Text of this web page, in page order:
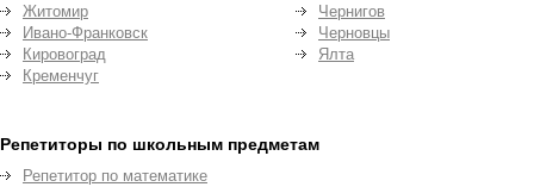
Житомир
Ивано-Франковск
Кировоград
Кременчуг
Чернигов
Черновцы
Ялта
Репетиторы по школьным предметам
Репетитор по математике